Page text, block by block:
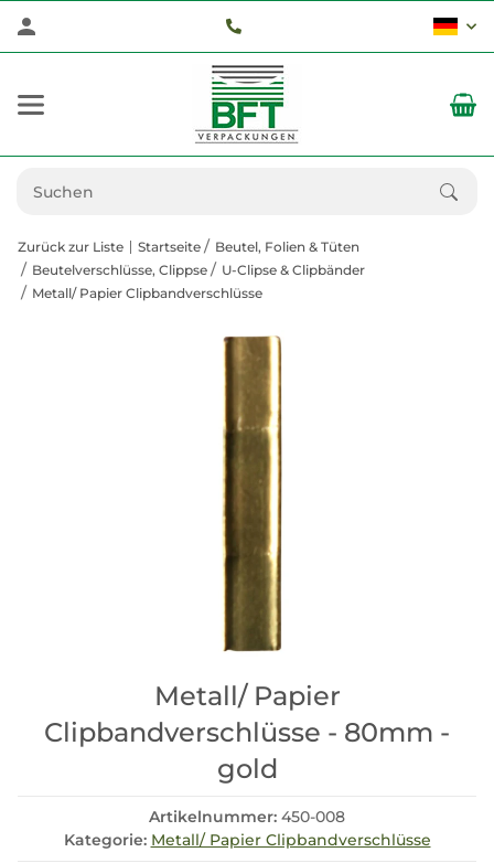
Zurück zur Liste Startseite
Beutel, Folien & Tüten
Beutelverschlüsse, Clippse
U-Clipse & Clipbänder
Metall/ Papier Clipbandverschlüsse
Metall/ Papier
Clipbandverschlüsse - 80mm -
gold
Artikelnummer: 450-008
Kategorie: Metall/ Papier Clipbandverschlüsse